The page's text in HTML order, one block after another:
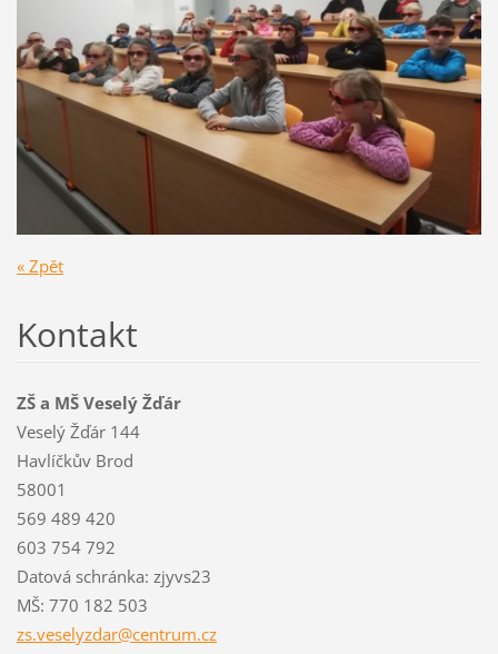
« Zpět
Kontakt
ZŠ a MŠ Veselý Žďár
Veselý Žďár 144
Havlíčkův Brod
58001
569 489 420
603 754 792
Datová schránka: zjyvs23
MŠ: 770 182 503
zs.veselyzdar@centrum.cz